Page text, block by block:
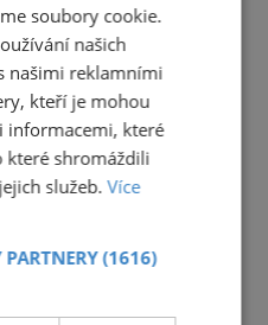
soubory cookie.
našich
našimi reklamními
kteří je mohou
informacemi, které
které shromáždili
služeb.Více
PARTNERY(1616)